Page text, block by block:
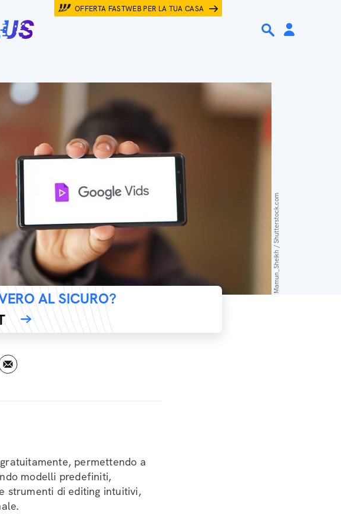
OFFERTA FASTWEB PER LA TUA CASA
Mamun_Sheikh / Shutterstock.com
AL SICURO?
permettendo a
modelli predefiniti,
strumenti di editing intuitivi,